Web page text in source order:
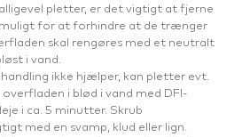
pletter, er det vigtigt at fjerne
for at forhindre at de trænger
skaI rengøres med et neutralt
i vand.
ikke hjælper, kan pletter evt.
i blød i vand med DFI-
i ca. 5 minutter. Skrub
med en svamp, klud eller lign.